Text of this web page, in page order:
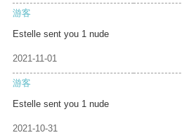
游客
Estelle sent you 1 nude
2021-11-01
游客
Estelle sent you 1 nude
2021-10-31